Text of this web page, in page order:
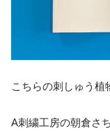
こちらの刺しゅう植
A刺繍工房の朝倉さ